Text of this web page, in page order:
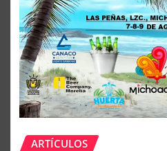
ARTÍCULOS